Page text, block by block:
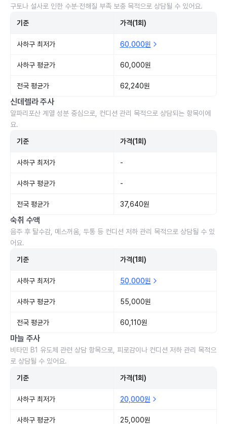
구토나 설사로 인한 수분·전해질 부족 보충 목적으로 상담될 수 있어요.
기준 가격(1회)
사하구 최저가 60,000원
사하구 평균가 60,000원
전국 평균가 62,240원
신데렐라 주사
알파리포산 계열 성분 중심으로, 컨디션 관리 목적으로 상담되는 항목이에
요.
기준 가격(1회)
사하구 최저가 -
사하구 평균가 -
전국 평균가 37,640원
숙취 수액
음주 후 탈수감, 메스꺼움, 두통 등 컨디션 저하 관리 목적으로 상담될 수 있
어요.
기준 가격(1회)
사하구 최저가 50,000원
사하구 평균가 55,000원
전국 평균가 60,110원
마늘 주사
비타민 B1 유도체 관련 상담 항목으로, 피로감이나 컨디션 저하 관리 목적으
로 상담될 수 있어요.
기준 가격(1회)
사하구 최저가 20,000원
사하구 평균가 25,000원